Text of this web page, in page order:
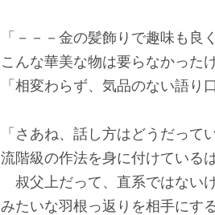
「－－－金の髪飾りで趣味も良
こんな華美な物は要らなかった
「相変わらず、気品のない語
「さあね、話し方はどうだっ
流階級の作法を身に付けている
叔父上だって、直系ではない
みたいな羽根っ返りを相手にす